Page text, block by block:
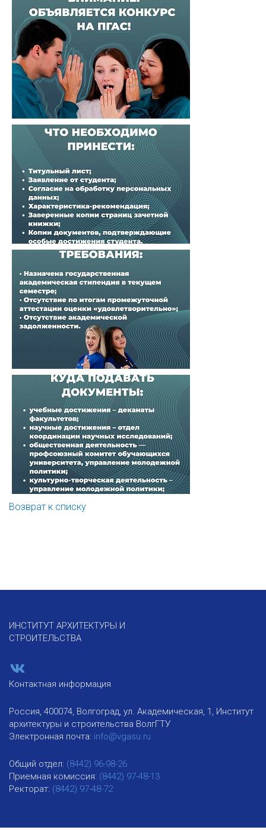
Возврат к списку
ИНСТИТУТ АРХИТЕКТУРЫ И
СТРОИТЕЛЬСТВА
Контактная информация
Россия, 400074, Волгоград, ул. Академическая, 1, Институт
архитектуры и строительства ВолгГТУ
Электронная почта: info@vgasu.ru
Общий отдел: (8442) 96-98-26
Приемная комиссия: (8442) 97-48-13
Ректорат: (8442) 97-48-72